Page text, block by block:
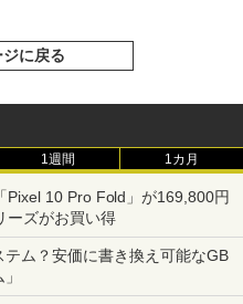
ジに戻る
1週間 1カ月
Pixel 10 Pro Fold」が169,800円
ーズがお買い得
ム？安価に書き換え可能なGB